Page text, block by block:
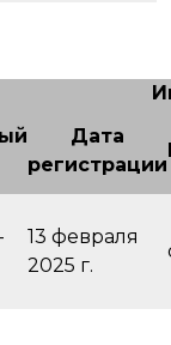
Дата
регистрации
13 февраля
2025 г.